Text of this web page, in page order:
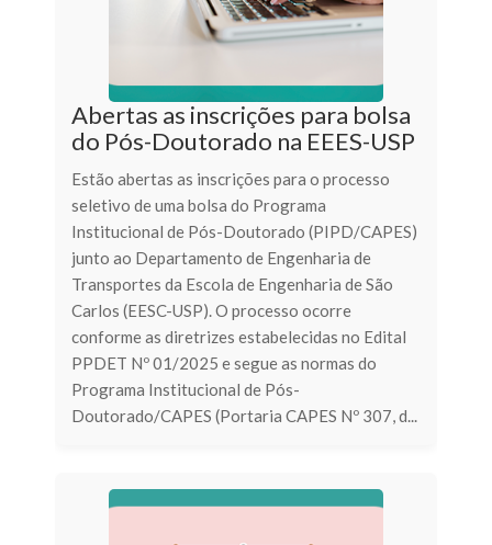
Abertas as inscrições para bolsa
do Pós-Doutorado na EEES-USP
Estão abertas as inscrições para o processo
seletivo de uma bolsa do Programa
Institucional de Pós-Doutorado (PIPD/CAPES)
junto ao Departamento de Engenharia de
Transportes da Escola de Engenharia de São
Carlos (EESC-USP). O processo ocorre
conforme as diretrizes estabelecidas no Edital
PPDET Nº 01/2025 e segue as normas do
Programa Institucional de Pós-
Doutorado/CAPES (Portaria CAPES Nº 307, d...